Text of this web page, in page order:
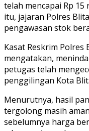
telah mencapai Rp
itu, jajaran Polres
pengawasan stok
Kasat Reskrim Polres
mengatakan,
petugas telah
penggilingan Kota
Menurutnya, hasil
tergolong masih
sebelumnya harga